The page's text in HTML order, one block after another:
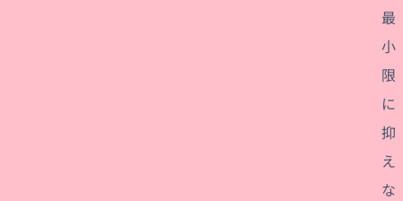
最
小
限
に
抑
え
な